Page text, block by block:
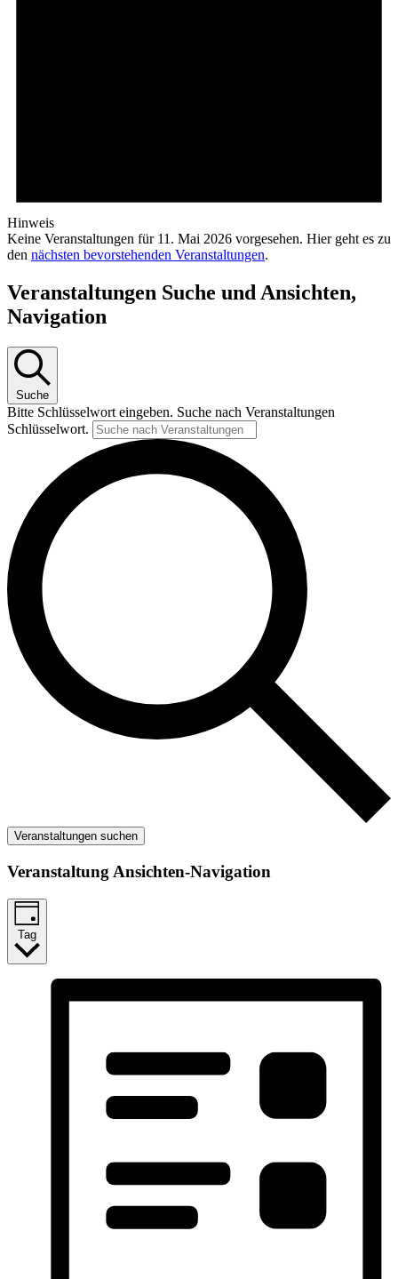
Hinweis
Keine Veranstaltungen für 11. Mai 2026 vorgesehen. Hier geht es zu
den nächsten bevorstehenden Veranstaltungen.
Veranstaltungen Suche und Ansichten,
Navigation
Suche
Bitte Schlüsselwort eingeben. Suche nach Veranstaltungen
Schlüsselwort.
Veranstaltungen suchen
Veranstaltung Ansichten-Navigation
Tag